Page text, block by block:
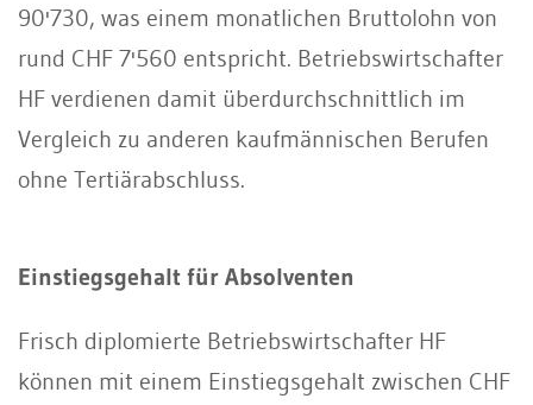
90'730, was einem monatlichen Bruttolohn von
rund CHF 7'560 entspricht. Betriebswirtschafter
HF verdienen damit überdurchschnittlich im
Vergleich zu anderen kaufmännischen Berufen
ohne Tertiärabschluss.
Einstiegsgehalt für Absolventen
Frisch diplomierte Betriebswirtschafter HF
können mit einem Einstiegsgehalt zwischen CHF